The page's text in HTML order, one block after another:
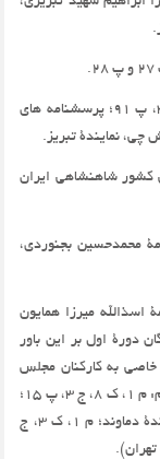
. برای آگاهی بیشتر ن. ک. : کمام: م 1، ک 8، ج 3، پ 91؛ پرسشنامه های
چی، نمایندۀ تبریز.
کشور شاهنشاهی ایران
8، ج 3، پ 94؛ پرسشنامۀ محمدحسین بجنوردی،
ج 3، پ 91؛ پرسشنامۀ اسذالله میرزا همایون
دورۀ اول بر این باور
به کارکنان مجلس
پرداخت می شده است. (برای آگاهی بیشتر ن. ک. : کمام: م 1، ک 8، ج 3، پ 15؛
پرسشنام، میرزا سیدعلی نقی مردنگی میر مطهری، نمایندۀ دماوند؛ م 1، ک 3، ج